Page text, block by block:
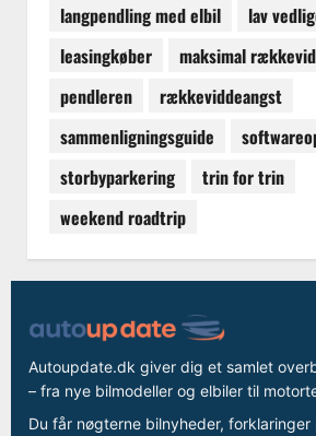
langpendling med elbil
lav
leasingkøber
maksimal
pendleren
rækkeviddeangst
sammenligningsguide
storbyparkering
trin for trin
weekend roadtrip
Autoupdate.dk giver dig et samlet
– fra nye bilmodeller og elbiler til
Du får nøgterne bilnyheder,